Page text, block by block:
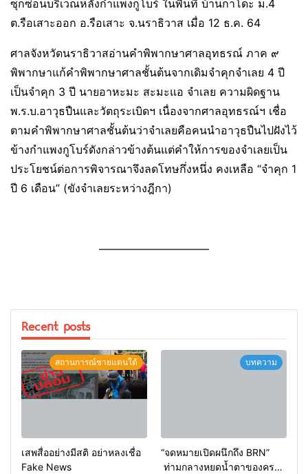
ซุกซ่อนบริเวณหลังกำแพงกูโบร์ ในพื้นที่ บ้านกาโดะ ม.4
ต.รือเสาะออก อ.รือเสาะ จ.นราธิวาส เมื่อ 12 ธ.ค. 64
ศาลจังหวัดนราธิวาสอ่านคำพิพากษาศาลอุทธรณ์ ภาค ๙
พิพากษาแก้คำพิพากษาศาลชั้นต้นจากเดิมจำคุกจำเลย 4 ปี
เป็นจำคุก 3 ปี นายอาหะมะ สะมะแอ จำเลย ความผิดฐาน
พ.ร.บ.อาวุธปืนและวัตถุระเบิดฯ เนื่องจากศาลอุทธรณ์ฯ เชื่อ
ตามคำพิพากษาศาลชั้นต้นว่าจำเลยคือคนนำอาวุธปืนไปฝังไว้
ข้างกำแพงกูโบร์ดังกล่าวข้างต้นแต่คำให้การของจำเลยเป็น
ประโยชน์ต่อการพิจารณาจึงลดโทษกึ่งหนึ่ง คงเหลือ “จำคุก 1
ปี 6 เดือน” (ขังจำเลยระหว่างฎีกา)
——————————
Recent posts
สถานการณ์ชายแดนใต้
เสพสื่ออย่างมีสติ อย่าหลงเชื่อ
Fake News
บทความ
“จดหมายเปิดผนึกถึง BRN”
ท่ามกลางหยดน้ำตาของครอบ